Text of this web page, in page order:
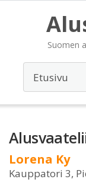
Suomen
Lorena Ky
Kauppatori 3,